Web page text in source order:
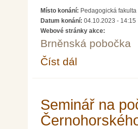
Místo konání: Pedagogická
Datum konání: 04.10.2023 - 14:15
Webové stránky akce:
Brněnská pobočka
Číst dál
Seminář na